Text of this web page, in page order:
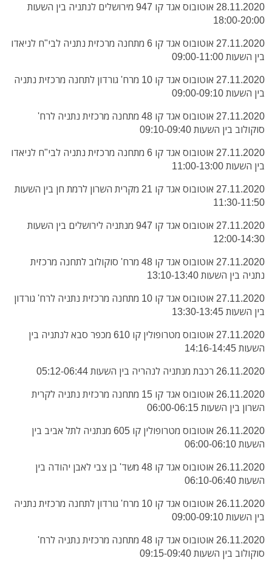
28.11.2020 אוטובוס אגד קו 947 מירושלים לנתניה בין השעות
18:00-20:00
27.11.2020 אוטובוס אגד קו 6 מתחנה מרכזית נתניה לבי"ח לניאדו
בין השעות 09:00-11:00
27.11.2020 אוטובוס אגד קו 10 מרח' גורדון לתחנה מרכזית נתניה
בין השעות 09:00-09:10
27.11.2020 אוטובוס אגד קו 48 מתחנה מרכזית נתניה לרח'
סוקולוב בין השעות 09:10-09:40
27.11.2020 אוטובוס אגד קו 6 מתחנה מרכזית נתניה לבי"ח לניאדו
בין השעות 11:00-13:00
27.11.2020 אוטובוס אגד קו 21 מקרית השרון לרמת חן בין השעות
11:30-11:50
27.11.2020 אוטובוס אגד קו 947 מנתניה לירושלים בין השעות
12:00-14:30
27.11.2020 אוטובוס אגד קו 48 מרח' סוקולוב לתחנה מרכזית
נתניה בין השעות 13:10-13:40
27.11.2020 אוטובוס אגד קו 10 מתחנה מרכזית נתניה לרח' גורדון
בין השעות 13:30-13:45
27.11.2020 אוטובוס מטרופולין קו 610 מכפר סבא לנתניה בין
השעות 14:16-14:45
26.11.2020 רכבת מנתניה לנהריה בין השעות 05:12-06:44
26.11.2020 אוטובוס אגד קו 15 מתחנה מרכזית נתניה לקרית
השרון בין השעות 06:00-06:15
26.11.2020 אוטובוס מטרופולין קו 605 מנתניה לתל אביב בין
השעות 06:00-06:10
26.11.2020 אוטובוס אגד קו 48 משד' בן צבי לאבן יהודה בין
השעות 06:10-06:40
26.11.2020 אוטובוס אגד קו 10 מרח' גורדון לתחנה מרכזית נתניה
בין השעות 09:00-09:10
26.11.2020 אוטובוס אגד קו 48 מתחנה מרכזית נתניה לרח'
סוקולוב בין השעות 09:15-09:40